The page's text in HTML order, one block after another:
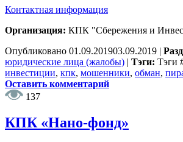
Контактная информация
Организация: КПК "Сбережения и
Опубликовано 01.09.201903.09.2019 |
юридические лица (жалобы) | Тэги: Тэги
инвестиции, кпк, мошенники, обман,
Оставить комментарий
137
КПК «Нано-фонд»